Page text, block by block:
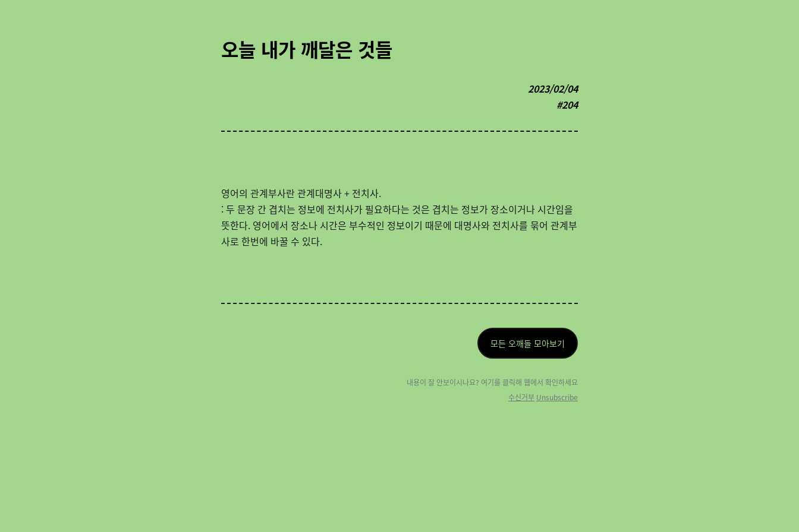
오늘 내가 깨달은 것들
2023/02/04
#204
영어의 관계부사란 관계대명사 + 전치사.
: 두 문장 간 겹치는 정보에 전치사가 필요하다는 것은 겹치는 정보가 장소이거나 시간임을
뜻한다. 영어에서 장소나 시간은 부수적인 정보이기 때문에 대명사와 전치사를 묶어 관계부
사로 한번에 바꿀 수 있다.
모든 오깨들 모아보기
내용이 잘 안보이시나요? 여기를 클릭해 웹에서 확인하세요
수신거부 Unsubscribe